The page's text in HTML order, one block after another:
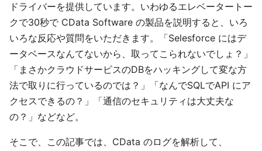
ドライバーを提供しています。いわゆるエレベータートー
クで30秒で CData Software の製品を説明すると、いろ
いろな反応や質問をいただきます。「Selesforce にはデ
ータベースなんてないから、取ってこられないでしょ？」
「まさかクラウドサービスのDBをハッキングして変な方
法で取りに行っているのでは？」「なんでSQLでAPI にア
クセスできるの？」「通信のセキュリティは大丈夫な
の？」などなど。
そこで、この記事では、CData のログを解析して、